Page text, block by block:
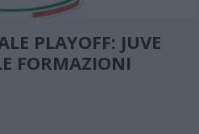
PLAYOFF: JUVE
FORMAZIONI